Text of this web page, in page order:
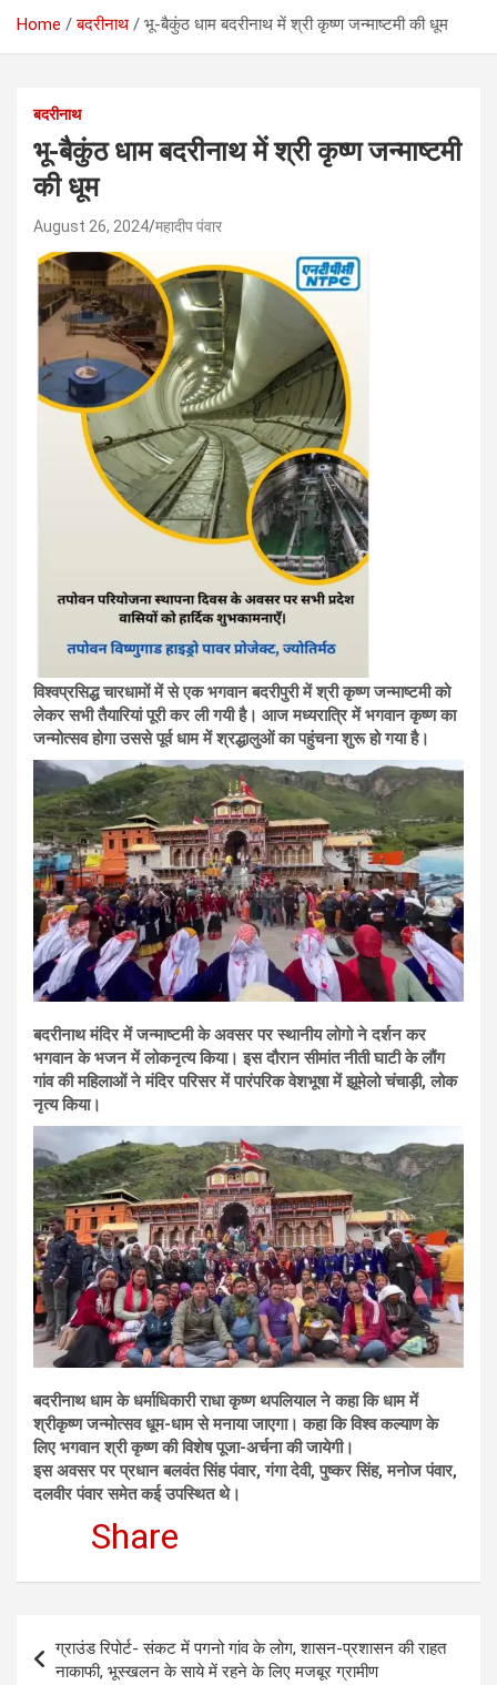
Home बदरीनाथ भू-बैकुंठ धाम बदरीनाथ में श्री कृष्ण जन्माष्टमी की धूम
बदरीनाथ
भू-बैकुंठ धाम बदरीनाथ में श्री कृष्ण जन्माष्टमी
की धूम
August 26, 2024 महादीप पंवार
विश्वप्रसिद्ध चारधामों में से एक भगवान बदरीपुरी में श्री कृष्ण जन्माष्टमी को
लेकर सभी तैयारियां पूरी कर ली गयी है। आज मध्यरात्रि में भगवान कृष्ण का
जन्मोत्सव होगा उससे पूर्व धाम में श्रद्धालुओं का पहुंचना शुरू हो गया है।
बदरीनाथ मंदिर में जन्माष्टमी के अवसर पर स्थानीय लोगो ने दर्शन कर
भगवान के भजन में लोकनृत्य किया। इस दौरान सीमांत नीती घाटी के लौंग
गांव की महिलाओं ने मंदिर परिसर में पारंपरिक वेशभूषा में झूमेलो चंचाड़ी, लोक
नृत्य किया।
बदरीनाथ धाम के धर्माधिकारी राधा कृष्ण थपलियाल ने कहा कि धाम में
श्रीकृष्ण जन्मोत्सव धूम-धाम से मनाया जाएगा। कहा कि विश्व कल्याण के
लिए भगवान श्री कृष्ण की विशेष पूजा-अर्चना की जायेगी।
इस अवसर पर प्रधान बलवंत सिंह पंवार, गंगा देवी, पुष्कर सिंह, मनोज पंवार,
दलवीर पंवार समेत कई उपस्थित थे।
Share
navigation
ग्राउंड रिपोर्ट- संकट में पगनो गांव के लोग, शासन-प्रशासन की राहत
नाकाफी, भूस्खलन के साये में रहने के लिए मजबूर ग्रामीण